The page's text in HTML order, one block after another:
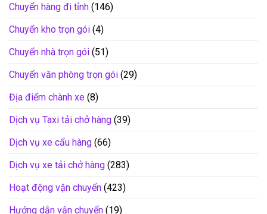
Chuyển hàng đi tỉnh (146)
Chuyển kho trọn gói (4)
Chuyển nhà trọn gói (51)
Chuyển văn phòng trọn gói (29)
Địa điểm chành xe (8)
Dịch vụ Taxi tải chở hàng (39)
Dịch vụ xe cẩu hàng (66)
Dịch vụ xe tải chở hàng (283)
Hoạt động vận chuyển (423)
Hướng dẫn vận chuyển (19)